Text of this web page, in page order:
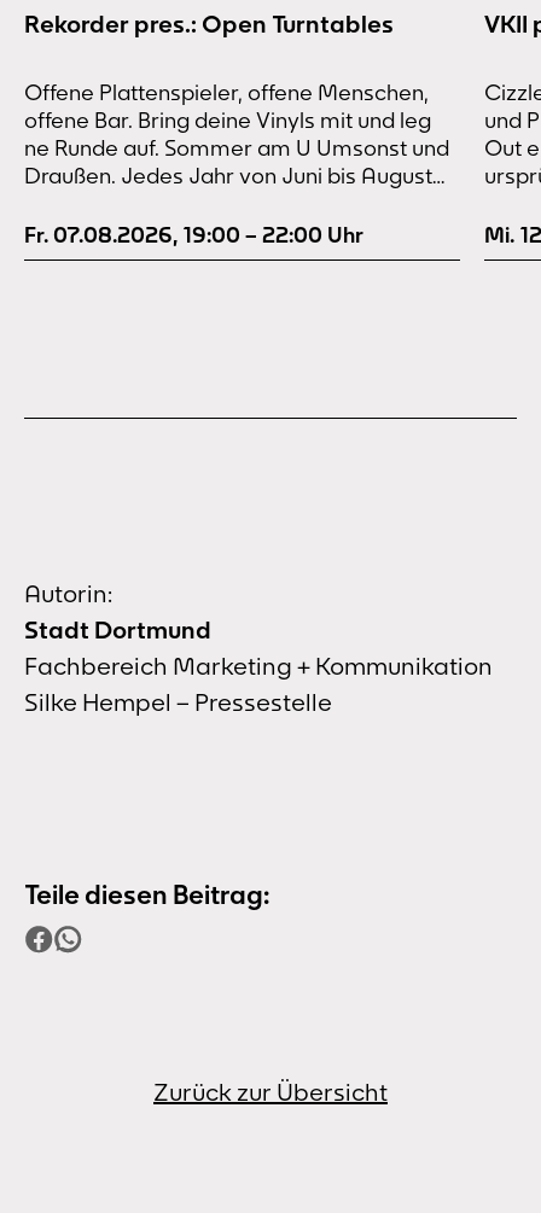
Rekorder pres.: Open Turntables
Offene Plattenspieler, offene Menschen,
offene Bar. Bring deine Vinyls mit und leg
ne Runde auf. Sommer am U Umsonst und
Draußen. Jedes Jahr von Juni bis August
Festivalbühne. Dank des bewährten
„made by many“-Konzepts ist für ziemlich
Fr. 07.08.2026, 19:00 – 22:00 Uhr
VKII
und
Out
und
in
Mi.
Autorin:
Stadt Dortmund
Fachbereich Marketing + Kommunikation
Silke Hempel – Pressestelle
Teile diesen Beitrag:
Zurück zur Übersicht